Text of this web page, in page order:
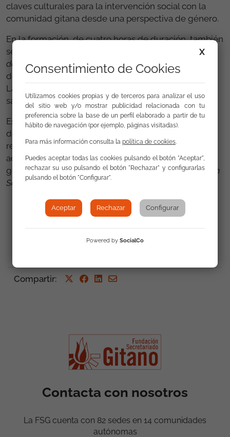
claves culturales para la intervención social con la
comunidad gitana desde una perspectiva de género.
En la formación, de cuatro horas de duración, también
se proyectó el documental
Romnia, Mujeres Gitanas
de Huesca.Finalmente las asistentes pudieron
debatir y preguntar dudas acerca del pueblo gitano.
Las asistentes verbalizaron un alto grado de
satisfacción con la participación de la FSG.
Este no es el primer año que la Universidad Pública
de Navarra incorpora en su oferta contenidos
relacionados con la comunidad gitana. Desde 2009,
además de esta sesión centrada en la igualdad de
género, también se oferta unDiploma de Intervención
Social con la Comunidad Gitana
Compartir:
Contacta con nosotros
La FSG cuenta con 82 sedes en 14 comunidades
autónomas
X
Consentimiento de Cookies
Utilizamos cookies propias y de terceros para analizar el uso
del sitio web y/o mostrar publicidad relacionada con tu
preferencia sobre la base de un perfil elaborado a partir de tu
hábito de navegación (por ejemplo, páginas visitadas).
Para más información consulta la política de cookies.
Puedes aceptar todas las cookies pulsando el botón "Aceptar",
rechazar su uso pulsando el botón "Rechazar" y configurarlas
pulsando el botón "Configurar".
Aceptar Rechazar Configurar
Powered by SocialCo